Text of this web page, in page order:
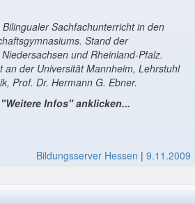
Sachfachunterricht in den
Stand der
und Rheinland-Pfalz.
der Universität Mannheim, Lehrstuhl
Prof. Dr. Hermann G. Ebner.
Infos" anklicken...
Bildungsserver Hessen | 9.11.2009